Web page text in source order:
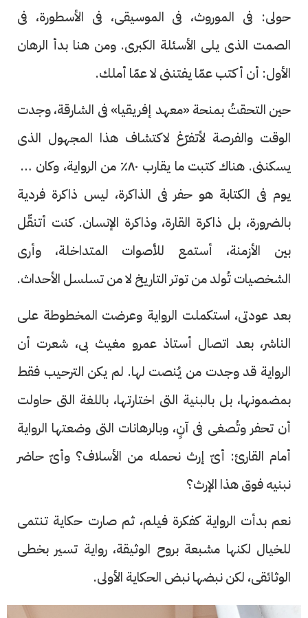
حولى: فى الموروث، فى الموسيقى، فى الأسطورة، فى
الصمت الذى يلى الأسئلة الكبرى. ومن هنا بدأ الرهان
الأول: أن أكتب عمّا يفتننى لا عمّا أملك.
حين التحقتُ بمنحة «معهد إفريقيا» فى الشارقة، وجدت
الوقت والفرصة لأتفرّغ لاكتشاف هذا المجهول الذى
يسكننى. هناك كتبت ما يقارب ٨٠٪ من الرواية، وكان كل
يوم فى الكتابة هو حفر فى الذاكرة، ليس ذاكرة فردية
بالضرورة، بل ذاكرة القارة، وذاكرة الإنسان. كنت أتنقّل
بين الأزمنة، أستمع للأصوات المتداخلة، وأرى
الشخصيات تُولد من توتر التاريخ لا من تسلسل الأحداث.
بعد عودتى، استكملت الرواية وعرضت المخطوطة على
الناشر، بعد اتصال أستاذ عمرو مغيث بى، شعرت أن
الرواية قد وجدت من يُنصت لها. لم يكن الترحيب فقط
بمضمونها، بل بالبنية التى اختارتها، باللغة التى حاولت
أن تحفر وتُصغى فى آنٍ، وبالرهانات التى وضعتها الرواية
أمام القارئ: أىّ إرث نحمله من الأسلاف؟ وأىّ حاضر
نبنيه فوق هذا الإرث؟
نعم بدأت الرواية كفكرة فيلم، ثم صارت حكاية تنتمى
للخيال لكنها مشبعة بروح الوثيقة، رواية تسير بخطى
الوثائقى، لكن نبضها نبض الحكاية الأولى.